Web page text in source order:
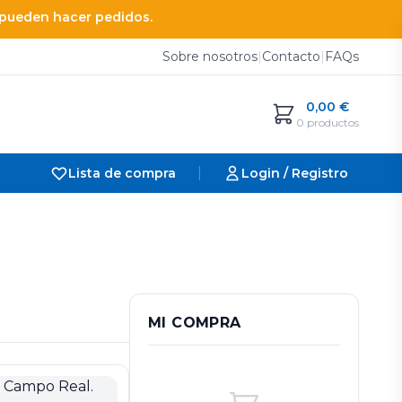
hacer pedidos.
Sobre nosotros|Contacto| FAQs
0,00 €
0 productos
Lista de compra Login / Registro
MI COMPRA